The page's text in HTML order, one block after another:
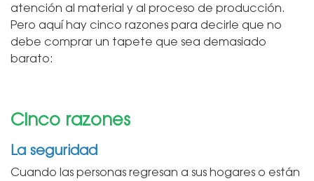
atención al material y al proceso de producción.
Pero aquí hay cinco razones para decirle que no
debe comprar un tapete que sea demasiado
barato:
Cinco razones
La seguridad
Cuando las personas regresan a sus hogares o están